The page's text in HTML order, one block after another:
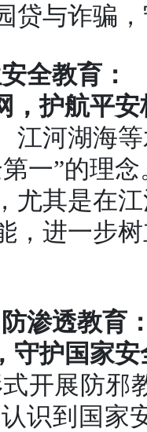
与诈骗，
全教育：
，护航平安
江河湖海
一”的理
尤其是在
，进一步
渗透教育：
守护国家安
开展防邪
识到国家